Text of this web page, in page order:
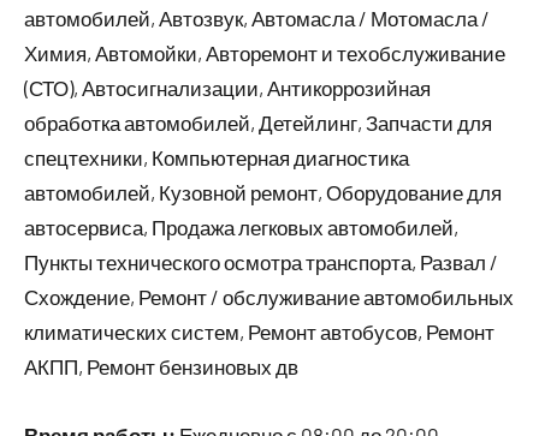
автомобилей, Автозвук, Автомасла / Мотомасла /
Химия, Автомойки, Авторемонт и техобслуживание
(СТО), Автосигнализации, Антикоррозийная
обработка автомобилей, Детейлинг, Запчасти для
спецтехники, Компьютерная диагностика
автомобилей, Кузовной ремонт, Оборудование для
автосервиса, Продажа легковых автомобилей,
Пункты технического осмотра транспорта, Развал /
Схождение, Ремонт / обслуживание автомобильных
климатических систем, Ремонт автобусов, Ремонт
АКПП, Ремонт бензиновых дв